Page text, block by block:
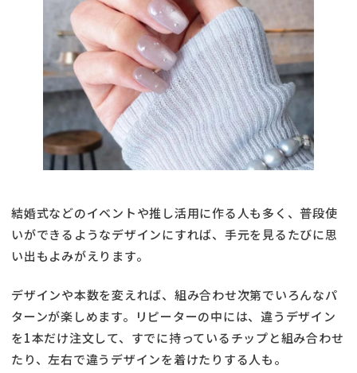
結婚式などのイベントや推し活用に作る人も多く、普段使
いができるようなデザインにすれば、手元を見るたびに思
い出もよみがえります。
デザインや本数を変えれば、組み合わせ次第でいろんなパ
ターンが楽しめます。リピーターの中には、違うデザイン
を1本だけ注文して、すでに持っているチップと組み合わせ
たり、左右で違うデザインを着けたりする人も。